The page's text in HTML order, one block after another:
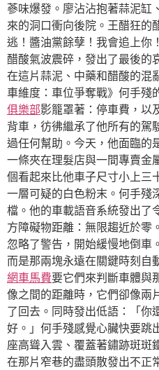
蔘味爆發。廖沾沾抱著蒜泥缸
來的洞口衝向後院。王醋狂的
逃！醬油黨餘孽！我會追上你
醋酸氣波震碎，發出了最後的
在這片蒜泥、中藥和醋酸的混
車維度：車位爭奪戰》何手殘
俱樂部影籠罩著：停車費，以
背車，彷彿繼承了他所有的駕
過任何幫助。今天，他面臨的
一條夾在理髮店與一間專賣金
個看起來比他車子尺寸小上三
一層可疑的白色粉末。何手殘
檔。他的車載語音系統發出了
方障礙物距離：無限趨近於零
忽略了警告，開始緩慢地倒車
而是那兩塊永遠在關鍵時刻自
網車馬費要它們來判斷車體與
像之間的距離時，它們卻像兩
了回去。同時發出低語：「你
好。」何手殘感覺心臟快要跳
座高聳入雲、覆蓋著鏽跡斑斑
在那片窄巷的盡頭散發出不正